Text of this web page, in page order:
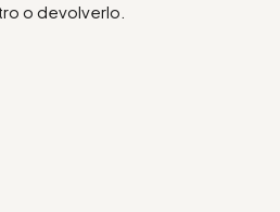
o devolverlo.